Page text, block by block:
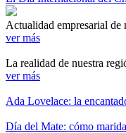
Actualidad empresarial de
ver más
La realidad de nuestra
ver más
Ada Lovelace: la
Día del Mate: cómo